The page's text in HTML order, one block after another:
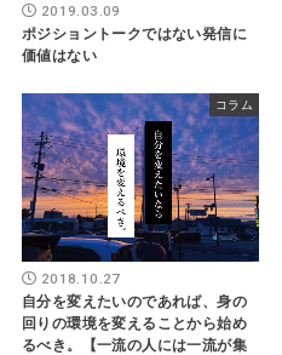
2019.03.09
ポジショントークではない発信に
価値はない
コラム
2018.10.27
自分を変えたいのであれば、身の
回りの環境を変えることから始め
るべき。【一流の人には一流が集